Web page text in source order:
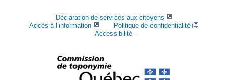
Déclaration de services aux citoyens
Accès à l’information
Politique de confidentialité
Accessibilité